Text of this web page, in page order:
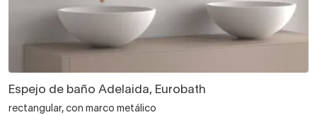
Espejo de baño Adelaida, Eurobath
rectangular, con marco metálico